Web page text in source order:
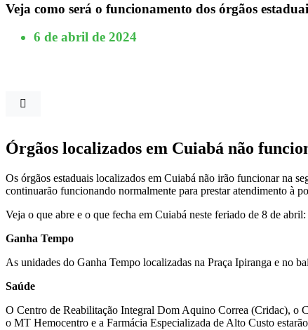
Veja como será o funcionamento dos órgãos
6 de abril de 2024
Órgãos localizados em Cuiabá não
Os órgãos estaduais localizados em Cuiabá não irão funcionar na
continuarão funcionando normalmente para prestar atendimento à
Veja o que abre e o que fecha em Cuiabá neste feriado de 8 de abril:
Ganha Tempo
As unidades do Ganha Tempo localizadas na Praça Ipiranga e no
Saúde
O Centro de Reabilitação Integral Dom Aquino Correa (Cridac), o
o MT Hemocentro e a Farmácia Especializada de Alto Custo